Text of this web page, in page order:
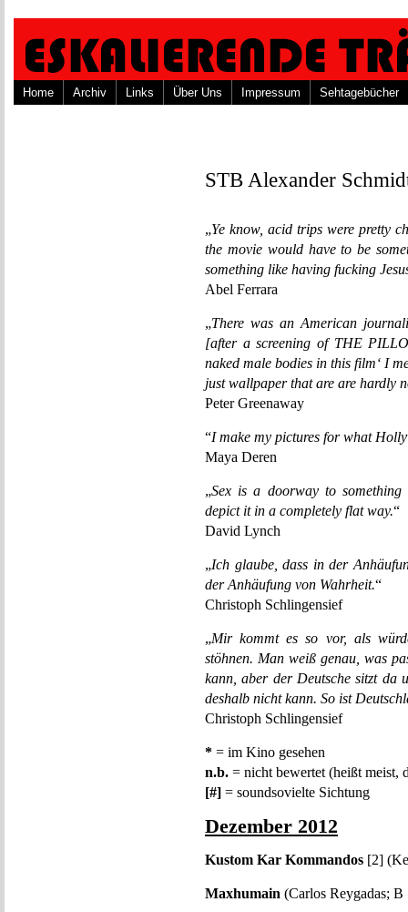
Home Archiv Links Über Uns Impressum Sehtagebücher
STB Alexander
„Ye know, acid trips were pretty
the movie would have to be
something like having fucking
Abel Ferrara
„There was an American
[after a screening of THE
naked male bodies in this film‘ I
just wallpaper that are are hardly
Peter Greenaway
“I make my pictures for what
Maya Deren
„Sex is a doorway to
depict it in a completely flat way.“
David Lynch
„Ich glaube, dass in der
der Anhäufung von Wahrheit.“
Christoph Schlingensief
„Mir kommt es so vor, als
stöhnen. Man weiß genau, was
kann, aber der Deutsche sitzt da
deshalb nicht kann. So ist
Christoph Schlingensief
* = im Kino gesehen
n.b. = nicht bewertet (heißt meist,
[#] = soundsovielte Sichtung
Dezember 2012
Kustom Kar Kommandos [2]
Maxhumain (Carlos Reygadas;